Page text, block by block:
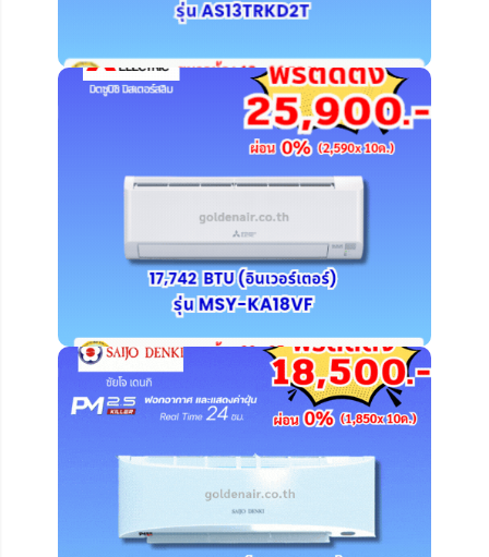
คลิ๊ก ดูรายละเอียดเพิ่มเติม
คลิ๊ก ดูรายละเอียดเพิ่มเติม